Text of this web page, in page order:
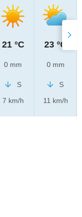
21 °C
0 mm
S
7 km/h
23 °C
0 mm
S
11 km/h